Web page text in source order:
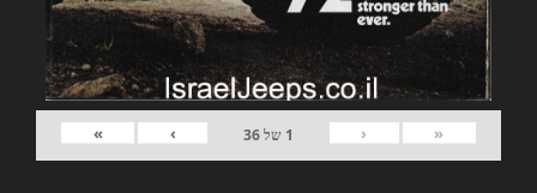
«
‹
1 של36
›
»